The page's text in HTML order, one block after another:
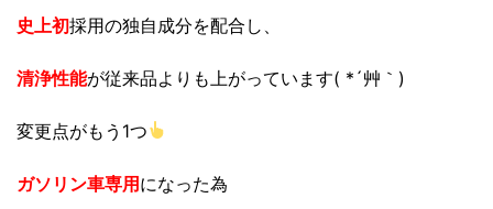
史上初採用の独自成分を配合し、
清浄性能が従来品よりも上がっています( *´艸｀)
変更点がもう1つ
ガソリン車専用になった為